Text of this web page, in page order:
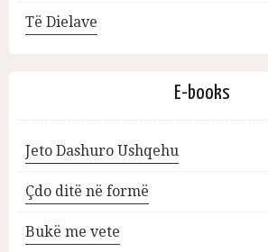
Të Dielave
E-books
Jeto Dashuro Ushqehu
Çdo ditë në formë
Bukë me vete